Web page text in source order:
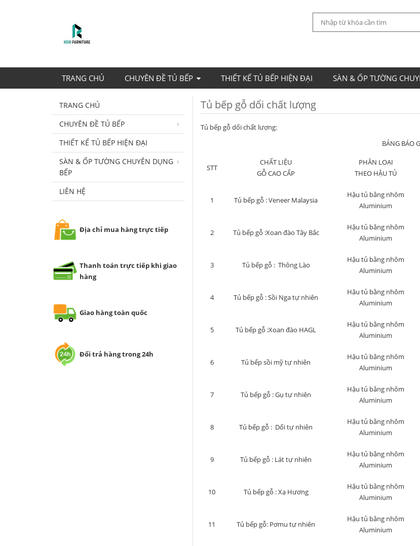
TRANG CHỦ CHUYÊN ĐỀ TỦ BẾP THIẾT KẾ TỦ BẾP HIỆN ĐẠI SÀN & ỐP TƯỜNG
Tủ bếp gỗ dổi chất lượng
Tủ bếp gỗ dổi chất lượng:
BẢNG BÁO
STT
CHẤT LIỆU
GỖ CAO CẤP
PHÂN LOẠI
THEO HẬU TỦ
1 Tủ bếp gỗ : Veneer Malaysia
Hậu tủ bằng nhôm
Aluminium
2 Tủ bếp gỗ :Xoan đào Tây Bắc
Hậu tủ bằng nhôm
Aluminium
3 Tủ bếp gỗ : Thông Lào
Hậu tủ bằng nhôm
Aluminium
4 Tủ bếp gỗ : Sồi Nga tự nhiên
Hậu tủ bằng nhôm
Aluminium
5 Tủ bếp gỗ :Xoan đào HAGL
Hậu tủ bằng nhôm
Aluminium
6 Tủ bếp sồi mỹ tự nhiên
Hậu tủ bằng nhôm
Aluminium
7 Tủ bếp gỗ : Gụ tự nhiên
Hậu tủ bằng nhôm
Aluminium
8 Tủ bếp gỗ : Dổi tự nhiên
Hậu tủ bằng nhôm
Aluminium
9 Tủ bếp gỗ : Lát tự nhiên
Hậu tủ bằng nhôm
Aluminium
10 Tủ bếp gỗ : Xạ Hương
Hậu tủ bằng nhôm
Aluminium
11 Tủ bếp gỗ: Pơmu tự nhiên
Hậu tủ bằng nhôm
Aluminium
TRANG CHỦ
CHUYÊN ĐỀ TỦ BẾP
THIẾT KẾ TỦ BẾP HIỆN ĐẠI
SÀN & ỐP TƯỜNG CHUYÊN DỤNG
BẾP
LIÊN HỆ
Địa chỉ mua hàng trực tiếp
Thanh toán trực tiếp khi giao
hàng
Giao hàng toàn quốc
Đổi trả hàng trong 24h